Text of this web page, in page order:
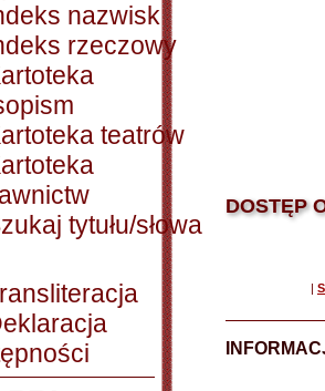
nazwisk
rzeczowy
teatrów
tytułu/słowa
DOSTĘP
|